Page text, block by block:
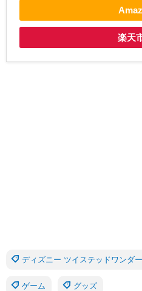
楽天
ディズニー ツイステッドワンダ
ゲーム グッズ